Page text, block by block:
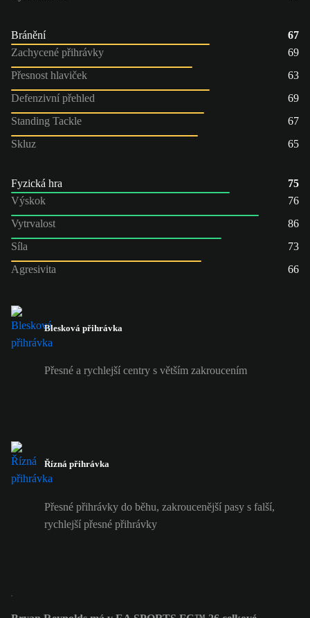
Bránění
67
Zachycené přihrávky
69
Přesnost hlaviček
63
Defenzivní přehled
69
Standing Tackle
67
Skluz
65
Fyzická hra
75
Výskok
76
Vytrvalost
86
Síla
73
Agresivita
66
Blesková přihrávka
Přesné a rychlejší centry s větším zakroucením
Řízná přihrávka
Přesné přihrávky do běhu, zakroucenější pasy s falší,
rychlejší přesné přihrávky